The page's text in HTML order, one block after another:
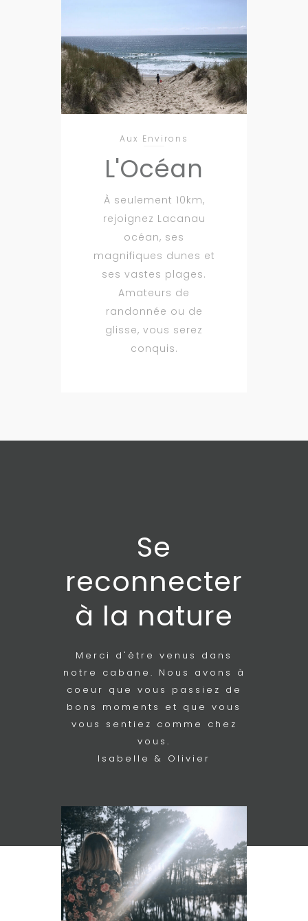
Aux Environs
L'Océan
À seulement 10km,
rejoignez Lacanau
océan, ses
magnifiques dunes et
ses vastes plages.
Amateurs de
randonnée ou de
glisse, vous serez
conquis.
Se
reconnecter
à la nature
Merci d'être venus dans
notre cabane. Nous avons à
coeur que vous passiez de
bons moments et que vous
vous sentiez comme chez
vous.
Isabelle & Olivier